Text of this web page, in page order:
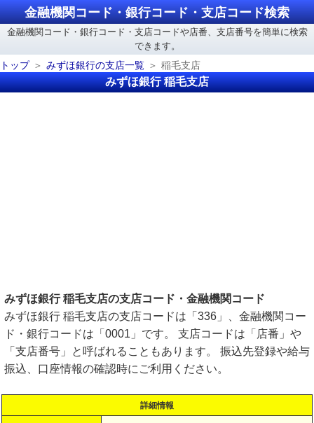
金融機関コード・銀行コード・支店コード検索
金融機関コード・銀行コード・支店コードや店番、支店番号を簡単に検索
できます。
トップ
みずほ銀行の支店一覧 稲毛支店
みずほ銀行 稲毛支店
みずほ銀行 稲毛支店の支店コード・金融機関コード
みずほ銀行 稲毛支店の支店コードは「336」、金融機関コー
ド・銀行コードは「0001」です。 支店コードは「店番」や
「支店番号」と呼ばれることもあります。 振込先登録や給与
振込、口座情報の確認時にご利用ください。
詳細情報